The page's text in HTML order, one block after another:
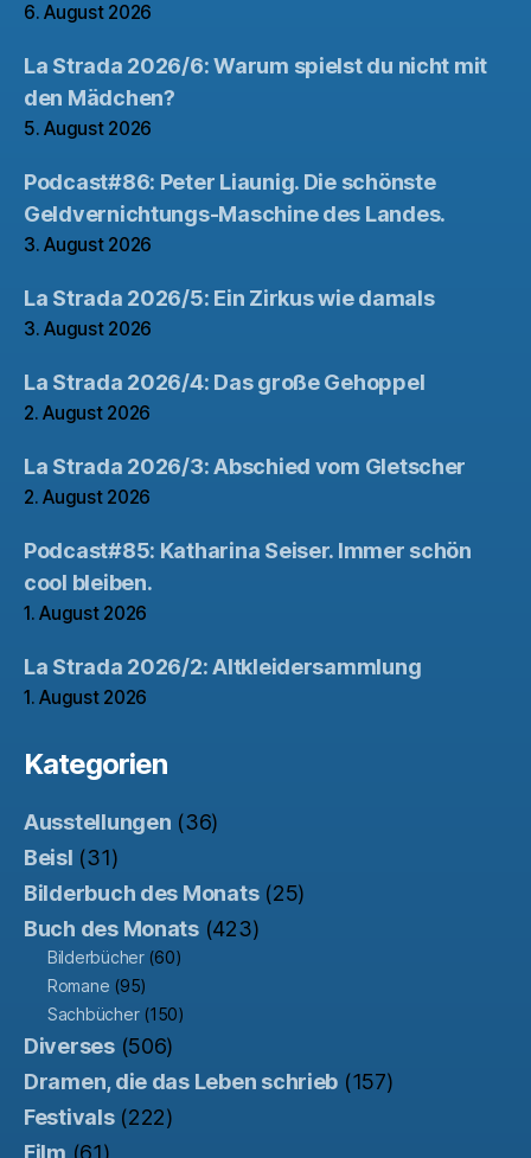
6. August 2026
La Strada 2026/6: Warum spielst du nicht mit
den Mädchen?
5. August 2026
Podcast#86: Peter Liaunig. Die schönste
Geldvernichtungs-Maschine des Landes.
3. August 2026
La Strada 2026/5: Ein Zirkus wie damals
3. August 2026
La Strada 2026/4: Das große Gehoppel
2. August 2026
La Strada 2026/3: Abschied vom Gletscher
2. August 2026
Podcast#85: Katharina Seiser. Immer schön
cool bleiben.
1. August 2026
La Strada 2026/2: Altkleidersammlung
1. August 2026
Kategorien
Ausstellungen (36)
Beisl (31)
Bilderbuch des Monats(25)
Buch des Monats(423)
Bilderbücher(60)
Romane (95)
Sachbücher(150)
Diverses(506)
Dramen, die das Leben schrieb (157)
Festivals(222)
Film (61)